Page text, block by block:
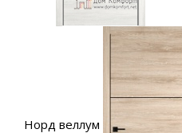
Норд веллум